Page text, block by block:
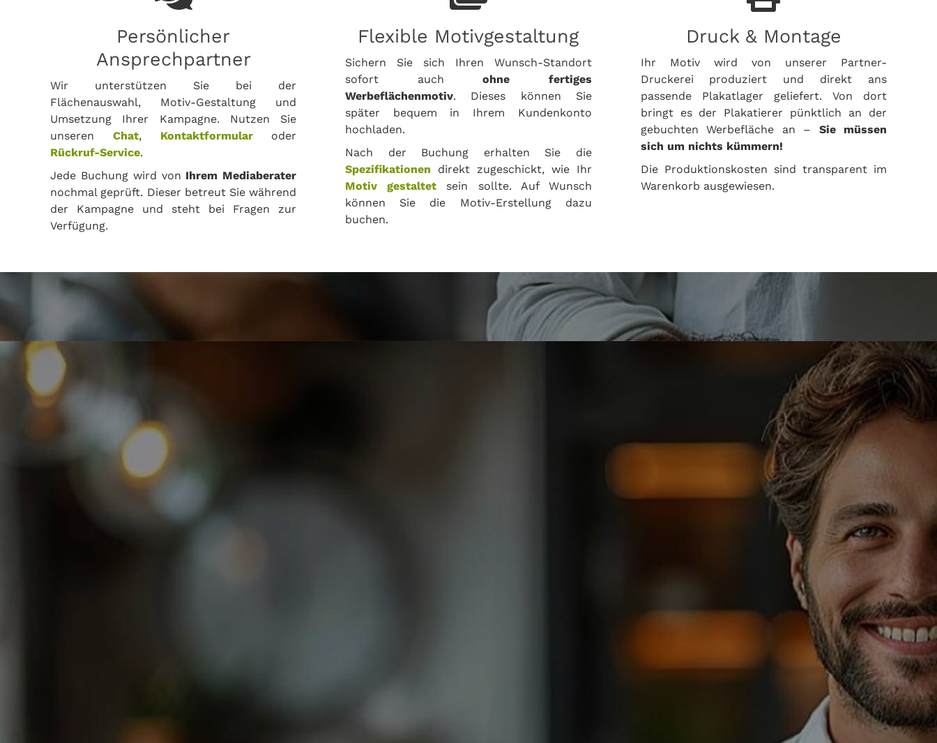
Persönlicher
Ansprechpartner
Wir unterstützen Sie bei der
Flächenauswahl, Motiv-Gestaltung und
Umsetzung Ihrer Kampagne. Nutzen Sie
unseren Chat, Kontaktformularoder
Rückruf-Service.
Jede Buchung wird von Ihrem Mediaberater
nochmal geprüft. Dieser betreut Sie während
der Kampagne und steht bei Fragen zur
Verfügung.
Flexible Motivgestaltung
Sichern Sie sich Ihren Wunsch-Standort
sofort auchohne fertiges
Werbeflächenmotiv. Dieses können Sie
später bequem in Ihrem Kundenkonto
hochladen.
Nach der Buchung erhalten Sie die
Spezifikationen direkt zugeschickt, wie Ihr
Motiv gestaltet sein sollte. Auf Wunsch
können Sie die Motiv-Erstellung dazu
buchen.
Druck & Montage
Ihr Motiv wird von unserer Partner-
Druckerei produziert und direkt ans
passende Plakatlager geliefert. Von dort
bringt es der Plakatierer pünktlich an der
gebuchten Werbefläche an – Sie müssen
sich um nichts kümmern!
Die Produktionskosten sind transparent im
Warenkorb ausgewiesen.